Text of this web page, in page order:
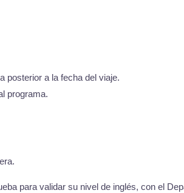
posterior a la fecha del viaje.
programa.
para validar su nivel de inglés, con el